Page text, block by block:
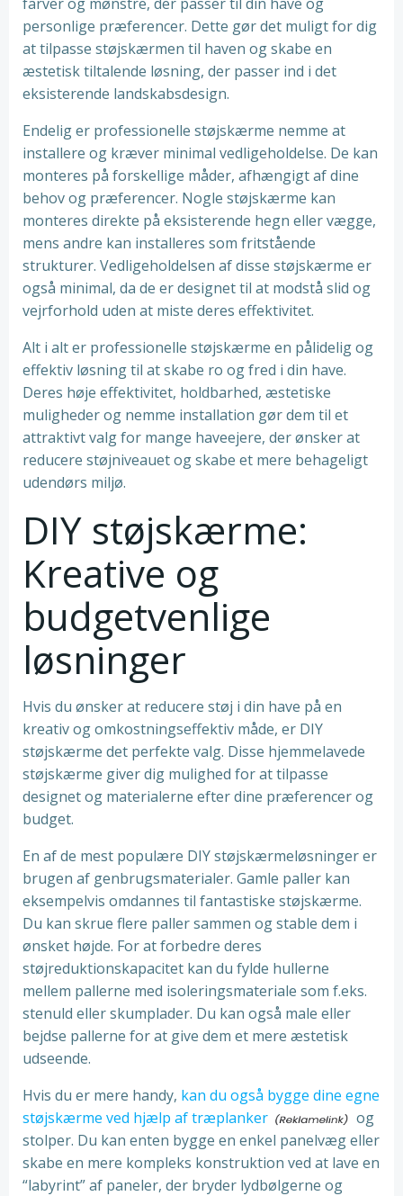
personlige præferencer. Dette gør det muligt for dig
at tilpasse støjskærmen til haven og skabe en
æstetisk tiltalende løsning, der passer ind i det
eksisterende landskabsdesign.
Endelig er professionelle støjskærme nemme at
installere og kræver minimal vedligeholdelse. De kan
monteres på forskellige måder, afhængigt af dine
behov og præferencer. Nogle støjskærme kan
monteres direkte på eksisterende hegn eller vægge,
mens andre kan installeres som fritstående
strukturer. Vedligeholdelsen af disse støjskærme er
også minimal, da de er designet til at modstå slid og
vejrforhold uden at miste deres effektivitet.
Alt i alt er professionelle støjskærme en pålidelig og
effektiv løsning til at skabe ro og fred i din have.
Deres høje effektivitet, holdbarhed, æstetiske
muligheder og nemme installation gør dem til et
attraktivt valg for mange haveejere, der ønsker at
reducere støjniveauet og skabe et mere behageligt
udendørs miljø.
DIY støjskærme:
Kreative og
budgetvenlige
løsninger
Hvis du ønsker at reducere støj i din have på en
kreativ og omkostningseffektiv måde, er DIY
støjskærme det perfekte valg. Disse hjemmelavede
støjskærme giver dig mulighed for at tilpasse
designet og materialerne efter dine præferencer og
budget.
En af de mest populære DIY støjskærmeløsninger er
brugen af genbrugsmaterialer. Gamle paller kan
eksempelvis omdannes til fantastiske støjskærme.
Du kan skrue flere paller sammen og stable dem i
ønsket højde. For at forbedre deres
støjreduktionskapacitet kan du fylde hullerne
mellem pallerne med isoleringsmateriale som f.eks.
stenuld eller skumplader. Du kan også male eller
bejdse pallerne for at give dem et mere æstetisk
udseende.
Hvis du er mere handy, kan du også bygge dine egne
støjskærme ved hjælp af træplanker
og
stolper. Du kan enten bygge en enkel panelvæg eller
skabe en mere kompleks konstruktion ved at lave en
“labyrint” af paneler, der bryder lydbølgerne og